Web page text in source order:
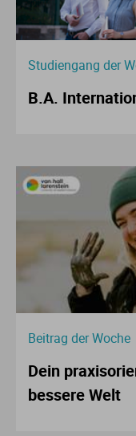
Studiengang der
B.A.
Beitrag der Woche
Dein
bessere Welt